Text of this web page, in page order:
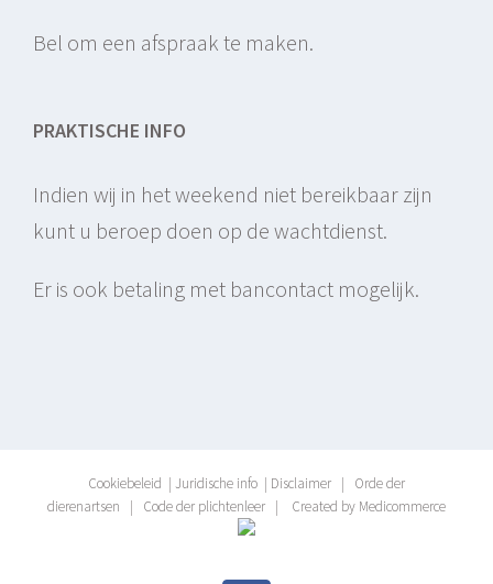
Bel om een afspraak te maken.
PRAKTISCHE INFO
Indien wij in het weekend niet bereikbaar zijn
kunt u beroep doen op de wachtdienst.
Er is ook betaling met bancontact mogelijk.
Cookiebeleid | Juridische info | Disclaimer | Orde der
dierenartsen | Code der plichtenleer | Created by Medicommerce